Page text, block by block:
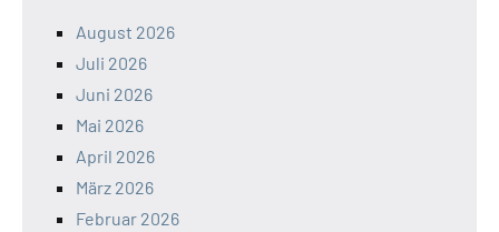
August 2026
Juli 2026
Juni 2026
Mai 2026
April 2026
März 2026
Februar 2026